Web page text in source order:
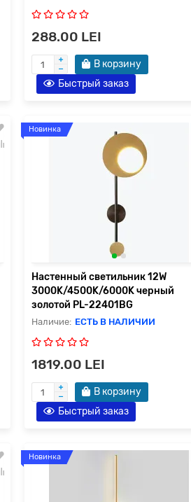
288.00 LEI
В корзину
Быстрый заказ
Новинка
Настенный светильник 12W
3000K/4500K/6000K черный
золотой PL-22401BG
ЕСТЬ В НАЛИЧИИ
1819.00 LEI
В корзину
Быстрый заказ
Новинка